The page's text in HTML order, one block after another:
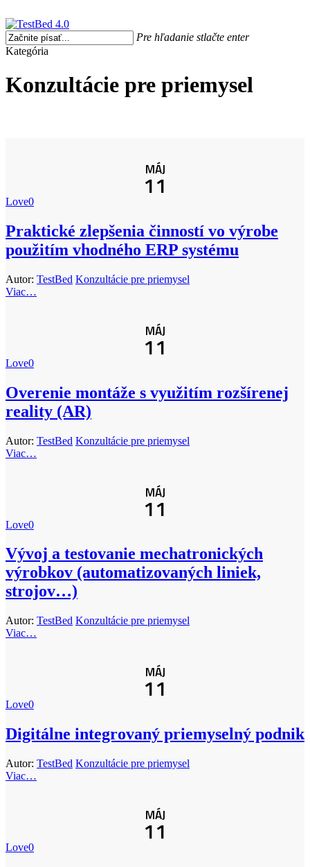
to
main
content
search
Menu
Pre hľadanie stlačte enter
Close
Kategória
Konzultácie pre priemysel
MÁJ
11
Love0
Praktické zlepšenia činností vo výrobe
použitím vhodného ERP systému
Autor: TestBed Konzultácie pre priemysel
Viac…
MÁJ
11
Love0
Overenie montáže s využitím rozšírenej
reality (AR)
Autor: TestBed Konzultácie pre priemysel
Viac…
MÁJ
11
Love0
Vývoj a testovanie mechatronických
výrobkov (automatizovaných liniek,
strojov…)
Autor: TestBed Konzultácie pre priemysel
Viac…
MÁJ
11
Love0
Digitálne integrovaný priemyselný podnik
Autor: TestBed Konzultácie pre priemysel
Viac…
MÁJ
11
Love0